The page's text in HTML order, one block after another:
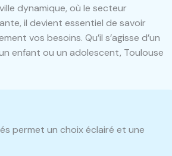
dynamique, où le secteur
il devient essentiel de savoir
vos besoins. Qu’il s’agisse d’un
enfant ou un adolescent, Toulouse
permet un choix éclairé et une